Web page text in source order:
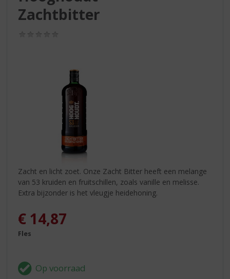
Zachtbitter
Zacht en licht zoet. Onze Zacht Bitter heeft een melange
van 53 kruiden en fruitschillen, zoals vanille en melisse.
Extra bijzonder is het vleugje heidehoning.
€ 14,87
Fles